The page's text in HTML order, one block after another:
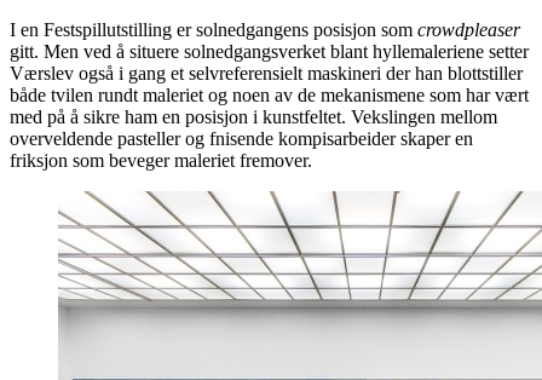
I en Festspillutstilling er solnedgangens posisjon som crowdpleaser
gitt. Men ved å situere solnedgangsverket blant hyllemaleriene setter
Værslev også i gang et selvreferensielt maskineri der han blottstiller
både tvilen rundt maleriet og noen av de mekanismene som har vært
med på å sikre ham en posisjon i kunstfeltet. Vekslingen mellom
overveldende pasteller og fnisende kompisarbeider skaper en
friksjon som beveger maleriet fremover.